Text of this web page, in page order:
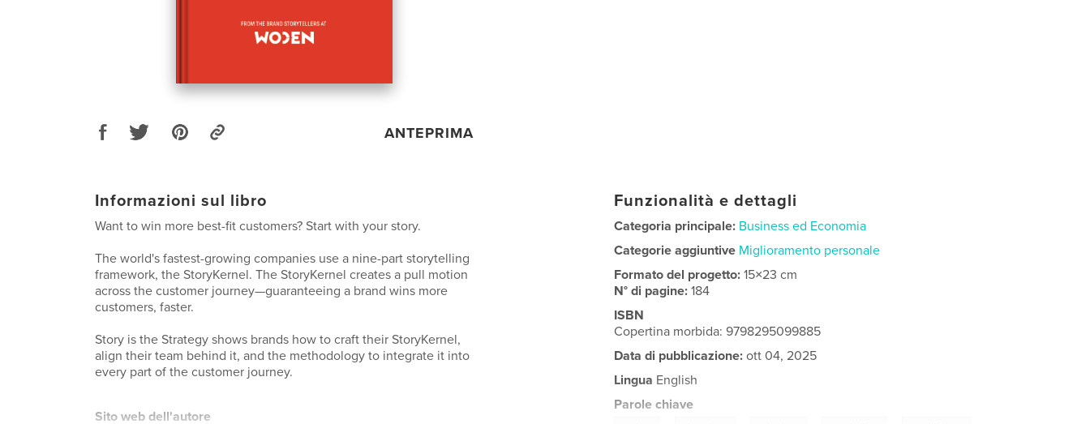
ANTEPRIMA
Informazioni sul libro
Want to win more best-fit customers? Start with your story.
The world's fastest-growing companies use a nine-part storytelling
framework, the StoryKernel. The StoryKernel creates a pull motion
across the customer journey—guaranteeing a brand wins more
customers, faster.
Story is the Strategy shows brands how to craft their StoryKernel,
align their team behind it, and the methodology to integrate it into
every part of the customer journey.
Sito web dell'autore
Funzionalità e dettagli
Categoria principale: Business ed Economia
Categorie aggiuntive Miglioramento personale
Formato del progetto:15×23 cm
N° di pagine:184
ISBN
Copertina morbida: 9798295099885
Data di pubblicazione: ott 04, 2025
Lingua English
Parole chiave